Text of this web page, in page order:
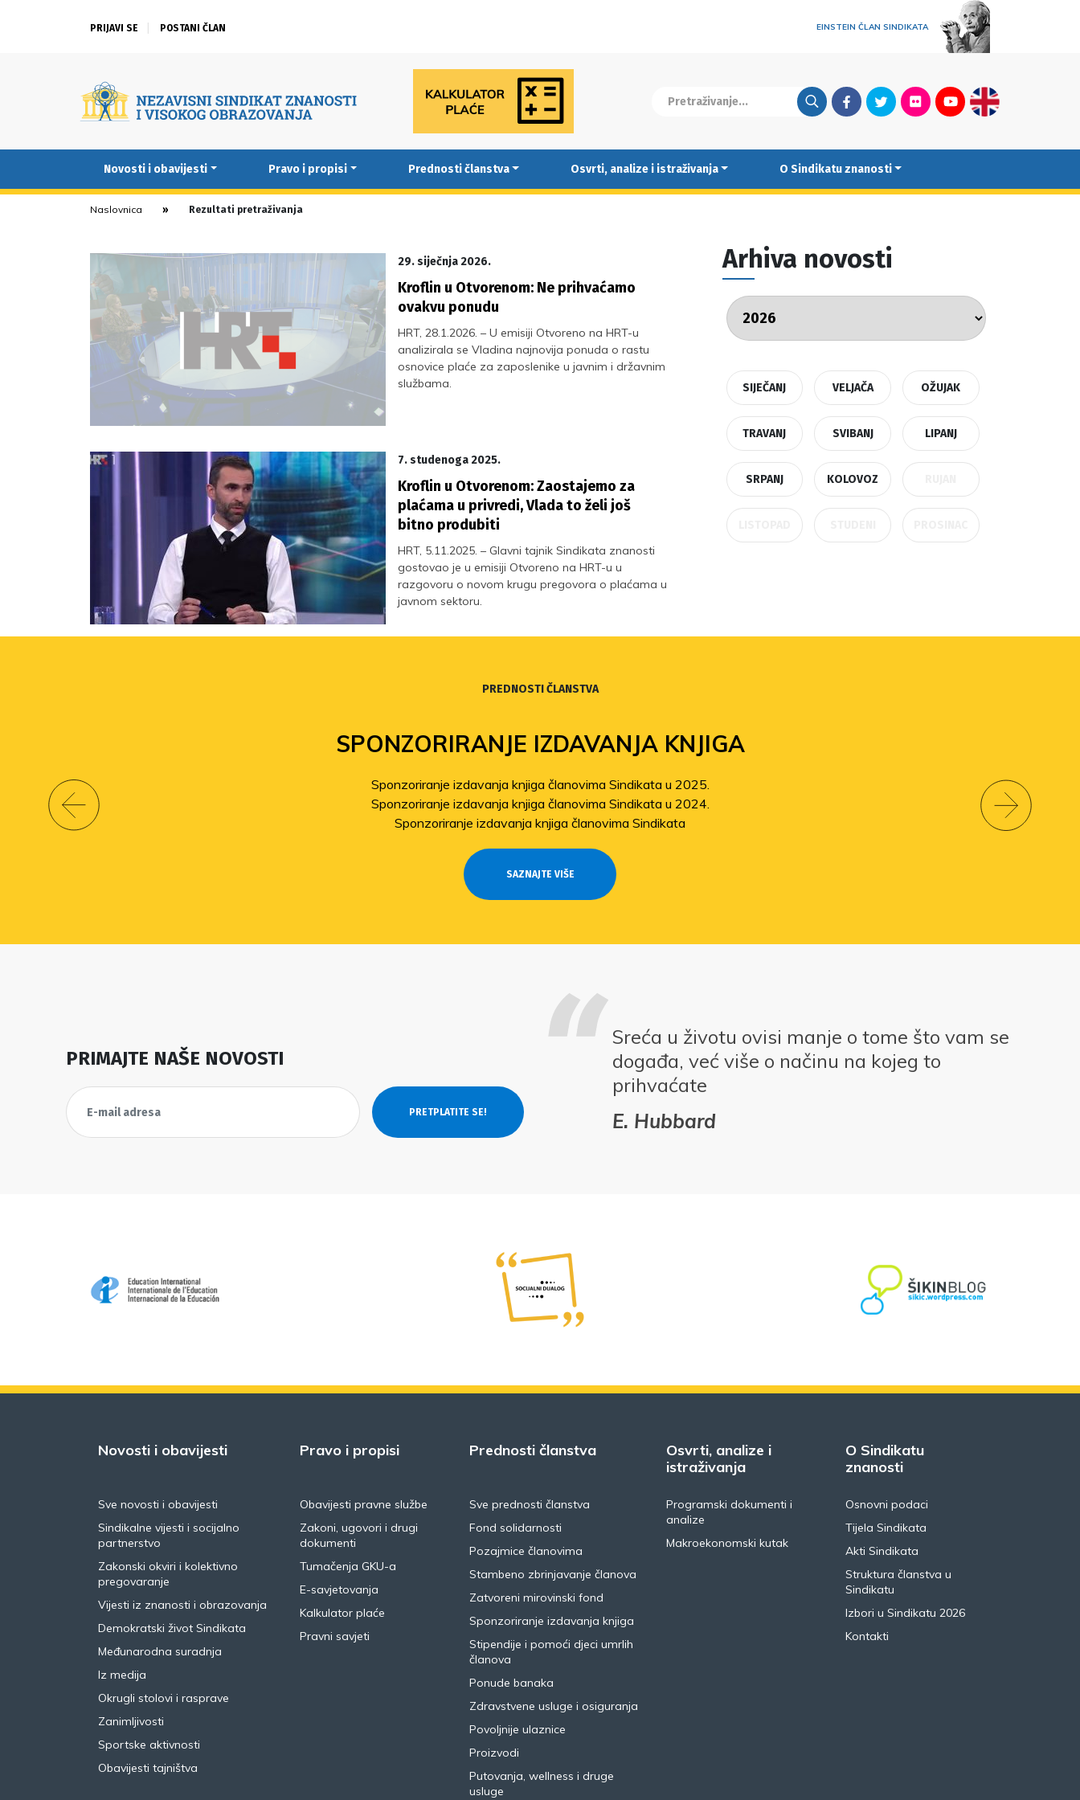
PRIJAVI SE POSTANI ČLAN EINSTEIN ČLAN SINDIKATA
FacebookTwitterFlickrYoutubeEnglish
Novosti i obavijesti Pravo i propisi Prednosti članstva Osvrti, analize i istraživanja O Sindikatu znanosti
Naslovnica Rezultati pretraživanja
29. siječnja 2026.
Kroflin u Otvorenom: Ne prihvaćamo
ovakvu ponudu
HRT, 28.1.2026. – U emisiji Otvoreno na HRT-u
analizirala se Vladina najnovija ponuda o rastu
osnovice plaće za zaposlenike u javnim i državnim
službama.
7. studenoga 2025.
Kroflin u Otvorenom: Zaostajemo za
plaćama u privredi, Vlada to želi još
bitno produbiti
HRT, 5.11.2025. – Glavni tajnik Sindikata znanosti
gostovao je u emisiji Otvoreno na HRT-u u
razgovoru o novom krugu pregovora o plaćama u
javnom sektoru.
Arhiva novosti
SIJEČANJ VELJAČA OŽUJAK
TRAVANJ SVIBANJ LIPANJ
SRPANJ KOLOVOZ
PREDNOSTI ČLANSTVA
SPONZORIRANJE IZDAVANJA KNJIGA
Sponzoriranje izdavanja knjiga članovima Sindikata u 2025.
Sponzoriranje izdavanja knjiga članovima Sindikata u 2024.
Sponzoriranje izdavanja knjiga članovima Sindikata
SAZNAJTE VIŠE
PRIMAJTE NAŠE NOVOSTI
Sreća u životu ovisi manje o tome što vam se
događa, već više o načinu na kojeg to
prihvaćate
E. Hubbard
Novosti i obavijesti
Sve novosti i obavijesti
Sindikalne vijesti i socijalno
partnerstvo
Zakonski okviri i kolektivno
pregovaranje
Vijesti iz znanosti i obrazovanja
Demokratski život Sindikata
Međunarodna suradnja
Iz medija
Okrugli stolovi i rasprave
Zanimljivosti
Sportske aktivnosti
Obavijesti tajništva
Pravo i propisi
Obavijesti pravne službe
Zakoni, ugovori i drugi
dokumenti
Tumačenja GKU-a
E-savjetovanja
Kalkulator plaće
Pravni savjeti
Prednosti članstva
Sve prednosti članstva
Fond solidarnosti
Pozajmice članovima
Stambeno zbrinjavanje članova
Zatvoreni mirovinski fond
Sponzoriranje izdavanja knjiga
Stipendije i pomoći djeci umrlih
članova
Ponude banaka
Zdravstvene usluge i osiguranja
Povoljnije ulaznice
Proizvodi
Putovanja, wellness i druge
usluge
Osvrti, analize i
istraživanja
Programski dokumenti i
analize
Makroekonomski kutak
O Sindikatu
znanosti
Osnovni podaci
Tijela Sindikata
Akti Sindikata
Struktura članstva u
Sindikatu
Izbori u Sindikatu 2026
Kontakti